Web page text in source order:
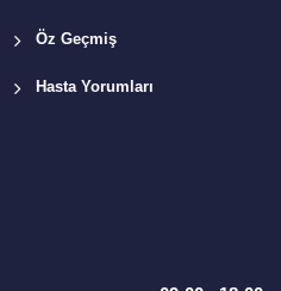
Öz Geçmiş
Hasta Yorumları